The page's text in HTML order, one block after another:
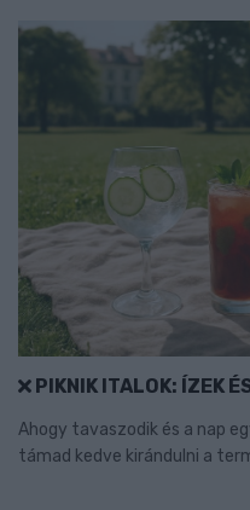
PIKNIK ITALOK: ÍZEK
Ahogy tavaszodik és a nap
támad kedve kirándulni a